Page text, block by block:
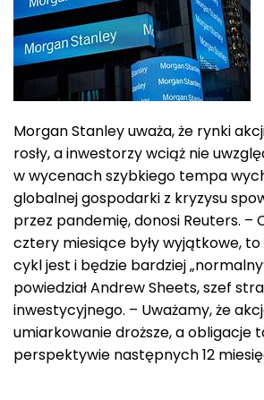
Morgan Stanley uważa, że rynki
rosły, a inwestorzy wciąż nie
w wycenach szybkiego tempa
globalnej gospodarki z kryzysu
przez pandemię, donosi Reuters. –
cztery miesiące były wyjątkowe, to
cykl jest i będzie bardziej
powiedział Andrew Sheets, szef
inwestycyjnego. – Uważamy, że
umiarkowanie droższe, a obligacje
perspektywie następnych 12